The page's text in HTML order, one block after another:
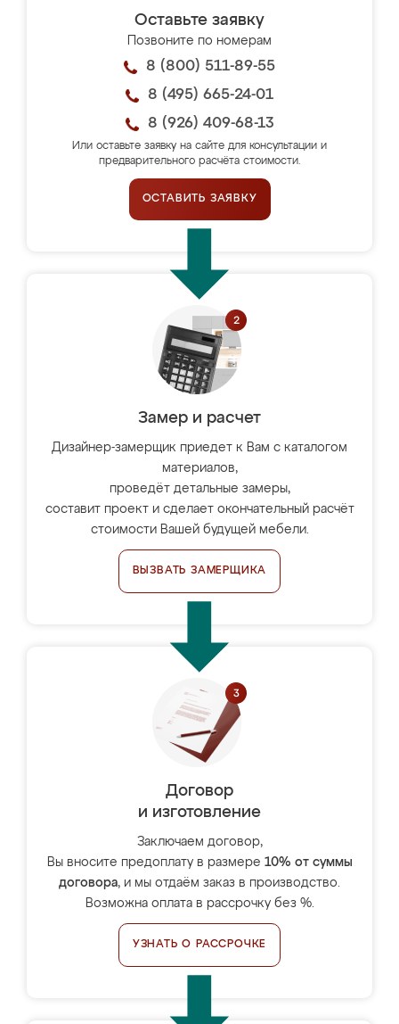
Оставьте заявку
Позвоните по номерам
8 (800) 511-89-55
8 (495) 665-24-01
8 (926) 409-68-13
Или оставьте заявку на сайте для консультации и
предварительного расчёта стоимости.
ОСТАВИТЬ ЗАЯВКУ
Замер и расчет
Дизайнер-замерщик приедет к Вам с каталогом
материалов,
проведёт детальные замеры,
составит проект и сделает окончательный расчёт
стоимости Вашей будущей мебели.
ВЫЗВАТЬ ЗАМЕРЩИКА
Договор
и изготовление
Заключаем договор,
Вы вносите предоплату в размере 10% от суммы
договора, и мы отдаём заказ в производство.
Возможна оплата в рассрочку без %.
УЗНАТЬ О РАССРОЧКЕ